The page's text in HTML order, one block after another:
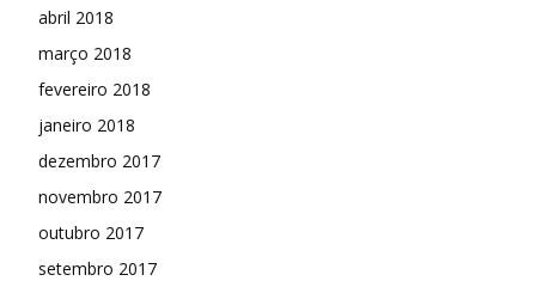
abril 2018
março 2018
fevereiro 2018
janeiro 2018
dezembro 2017
novembro 2017
outubro 2017
setembro 2017